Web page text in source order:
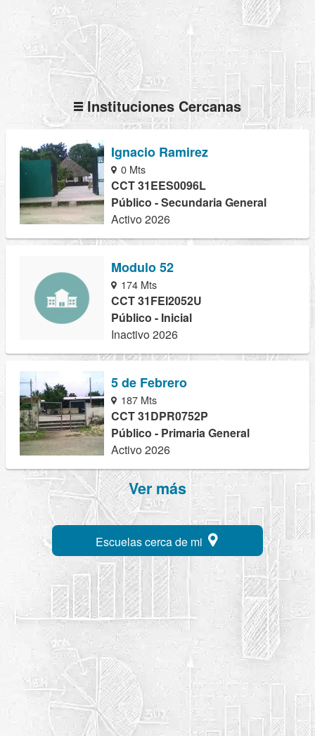
Instituciones Cercanas
Ignacio Ramirez
0 Mts
CCT 31EES0096L
Público - Secundaria General
Activo 2026
Modulo 52
174 Mts
CCT 31FEI2052U
Público - Inicial
Inactivo 2026
5 de Febrero
187 Mts
CCT 31DPR0752P
Público - Primaria General
Activo 2026
Ver más
Escuelas cerca de mi